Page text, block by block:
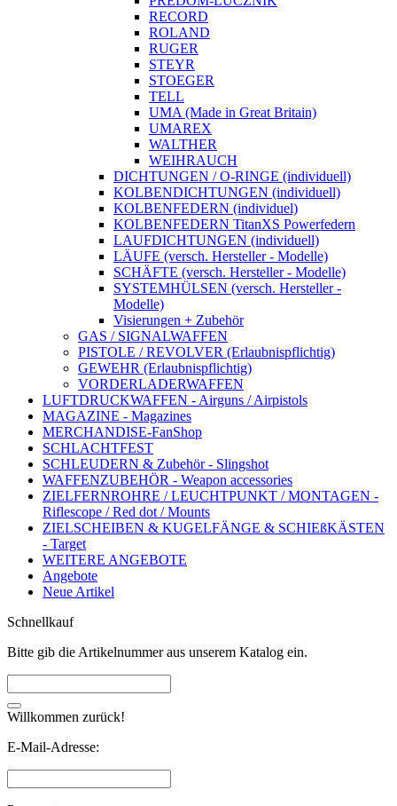
RECORD
ROLAND
RUGER
STEYR
STOEGER
TELL
UMA (Made in Great Britain)
UMAREX
WALTHER
WEIHRAUCH
DICHTUNGEN / O-RINGE (individuell)
KOLBENDICHTUNGEN (individuell)
KOLBENFEDERN (individuel)
KOLBENFEDERN TitanXS Powerfedern
LAUFDICHTUNGEN (individuell)
LÄUFE (versch. Hersteller - Modelle)
SCHÄFTE (versch. Hersteller - Modelle)
SYSTEMHÜLSEN (versch. Hersteller -
Modelle)
Visierungen + Zubehör
GAS / SIGNALWAFFEN
PISTOLE / REVOLVER (Erlaubnispflichtig)
GEWEHR (Erlaubnispflichtig)
VORDERLADERWAFFEN
LUFTDRUCKWAFFEN - Airguns / Airpistols
MAGAZINE - Magazines
MERCHANDISE-FanShop
SCHLACHTFEST
SCHLEUDERN & Zubehör - Slingshot
WAFFENZUBEHÖR - Weapon accessories
ZIELFERNROHRE / LEUCHTPUNKT / MONTAGEN -
Riflescope / Red dot / Mounts
ZIELSCHEIBEN & KUGELFÄNGE & SCHIEßKÄSTEN
- Target
WEITERE ANGEBOTE
Angebote
Neue Artikel
Schnellkauf
Bitte gib die Artikelnummer aus unserem Katalog ein.
Willkommen zurück!
E-Mail-Adresse: